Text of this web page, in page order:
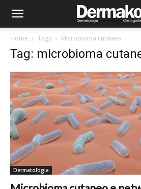
Home Tags Microbioma cutaneo
Tag: microbioma
Dermatologia